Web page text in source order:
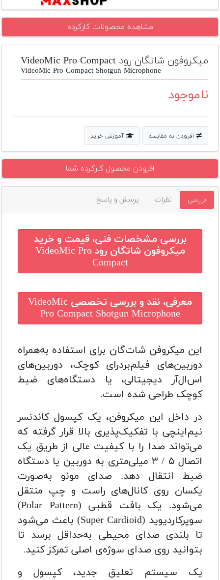
پلاس
افزودن
دست
دوم
دوربین
بله
مشاهده محصولات کارکرده
میکروفون شاتگان رود VideoMic Pro Compact
VideoMic Pro Compact Shotgun Microphone
ناموجود
افزودن به مقایسه آموزش خرید
افزودن محصول کارکرده شما
بررسی نظرات پرسش و پاسخ
بررسی مشخصات فنی، قیمت و خرید
میکروفون شاتگان رود VideoMic Pro
Compact
معرفی، نقد و بررسی تخصصی VideoMic
Pro Compact Shotgun Microphone
این میکروفن شات‌گان برای استفاده به‌همراه
دوربین‌های فیلم‌بردرای کوچک، دوربین‌های
اس‌ال‌آر دیجیتالی، یا دستگاه‌های ضبط
کوچک طراحی شده است.
در داخل این میکروفن، یک کپسول کاندنسر
نیم‌اینچی با تفکیک‌پذیری بالا قرار گرفته که
می‌تواند صدا را با کیفیت عالی از طریق یک
اتصال ۵ / ۳ میلی‌متری به دوربین یا دستگاه
ضبط انتقال دهد. صدای مونو به‌صورت
یکسان روی کانال‌های راست و چپ منتقل
می‌شود. یک بافت قطبی (Polar Pattern
)
سوپرکاردیوید (Super Cardioid) باعث می‌شود
تا بلندی صدای محیطی به‌حداقل برسد تا
بتوانید روی صدای سوژه‌ی اصلی تمرکز کنید.
یک سیستم تعلیق جدید، کپسول و